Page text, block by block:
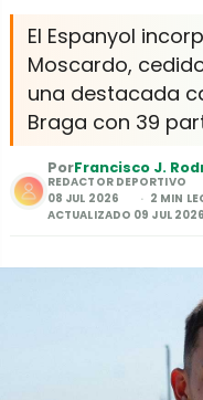
El Espanyol
Moscardo,
una destacada
Braga con 39
PorFrancisco J.
REDACTOR DEPORTIVO
08 JUL 2026
2 MIN
ACTUALIZADO 09 JUL 2026